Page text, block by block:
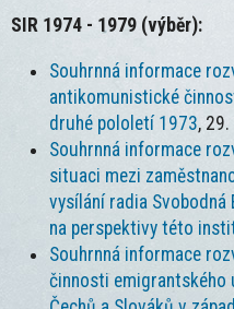
SIR 1974 - 1979 (výběr):
Souhrnná informace
antikomunistické
druhé pololetí 1973,
Souhrnná informace
situaci mezi
vysílání radia Svobodná
na perspektivy této
Souhrnná informace
činnosti emigrantského